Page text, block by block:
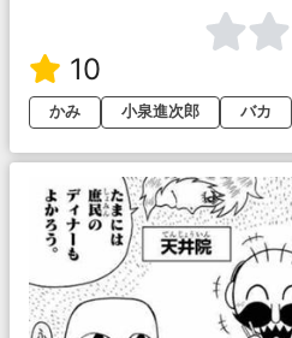
10
かみ
小泉進次郎 バカ